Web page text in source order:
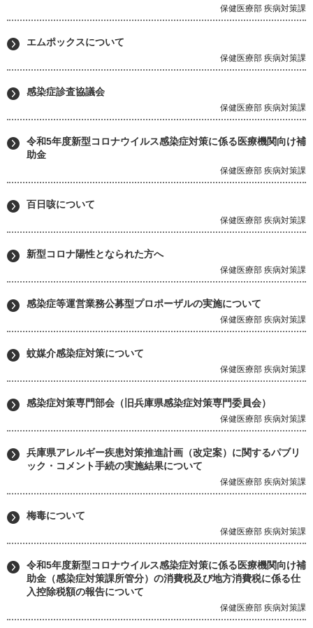
保健医療部 疾病対策課
エムポックスについて
保健医療部 疾病対策課
感染症診査協議会
保健医療部 疾病対策課
令和5年度新型コロナウイルス感染症対策に係る医療機関向け補
助金
保健医療部 疾病対策課
百日咳について
保健医療部 疾病対策課
新型コロナ陽性となられた方へ
保健医療部 疾病対策課
感染症等運営業務公募型プロポーザルの実施について
保健医療部 疾病対策課
蚊媒介感染症対策について
保健医療部 疾病対策課
感染症対策専門部会（旧兵庫県感染症対策専門委員会）
保健医療部 疾病対策課
兵庫県アレルギー疾患対策推進計画（改定案）に関するパブリ
ック・コメント手続の実施結果について
保健医療部 疾病対策課
梅毒について
保健医療部 疾病対策課
令和5年度新型コロナウイルス感染症対策に係る医療機関向け補
助金（感染症対策課所管分）の消費税及び地方消費税に係る仕
入控除税額の報告について
保健医療部 疾病対策課